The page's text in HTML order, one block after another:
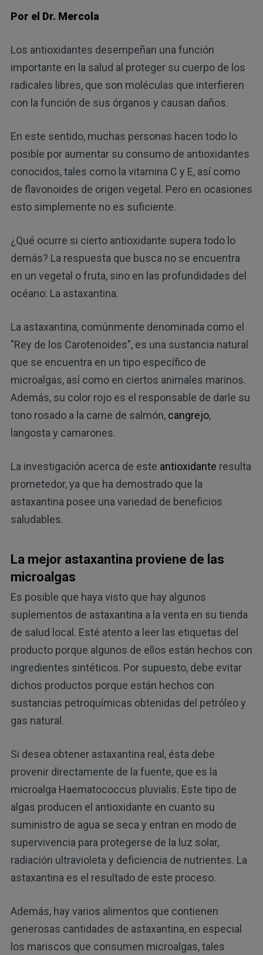
Por el Dr. Mercola
Los antioxidantes desempeñan una función
importante en la salud al proteger su cuerpo de los
radicales libres, que son moléculas que interfieren
con la función de sus órganos y causan daños.
En este sentido, muchas personas hacen todo lo
posible por aumentar su consumo de antioxidantes
conocidos, tales como la vitamina C y E, así como
de flavonoides de origen vegetal. Pero en ocasiones
esto simplemente no es suficiente.
¿Qué ocurre si cierto antioxidante supera todo lo
demás? La respuesta que busca no se encuentra
en un vegetal o fruta, sino en las profundidades del
océano: La astaxantina.
La astaxantina, comúnmente denominada como el
"Rey de los Carotenoides", es una sustancia natural
que se encuentra en un tipo específico de
microalgas, así como en ciertos animales marinos.
Además, su color rojo es el responsable de darle su
tono rosado a la carne de salmón, cangrejo,
langosta y camarones.
La investigación acerca de este antioxidante resulta
prometedor, ya que ha demostrado que la
astaxantina posee una variedad de beneficios
saludables.
La mejor astaxantina proviene de las
microalgas
Es posible que haya visto que hay algunos
suplementos de astaxantina a la venta en su tienda
de salud local. Esté atento a leer las etiquetas del
producto porque algunos de ellos están hechos con
ingredientes sintéticos. Por supuesto, debe evitar
dichos productos porque están hechos con
sustancias petroquímicas obtenidas del petróleo y
gas natural.
Si desea obtener astaxantina real, ésta debe
provenir directamente de la fuente, que es la
microalga Haematococcus pluvialis. Este tipo de
algas producen el antioxidante en cuanto su
suministro de agua se seca y entran en modo de
supervivencia para protegerse de la luz solar,
radiación ultravioleta y deficiencia de nutrientes. La
astaxantina es el resultado de este proceso.
Además, hay varios alimentos que contienen
generosas cantidades de astaxantina, en especial
los mariscos que consumen microalgas, tales